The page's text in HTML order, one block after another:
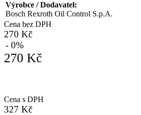
Výrobce / Dodavatel:
Bosch Rexroth Oil Control S.p.A.
Cena bez DPH
270 Kč
- 0%
270 Kč
Cena s DPH
327 Kč